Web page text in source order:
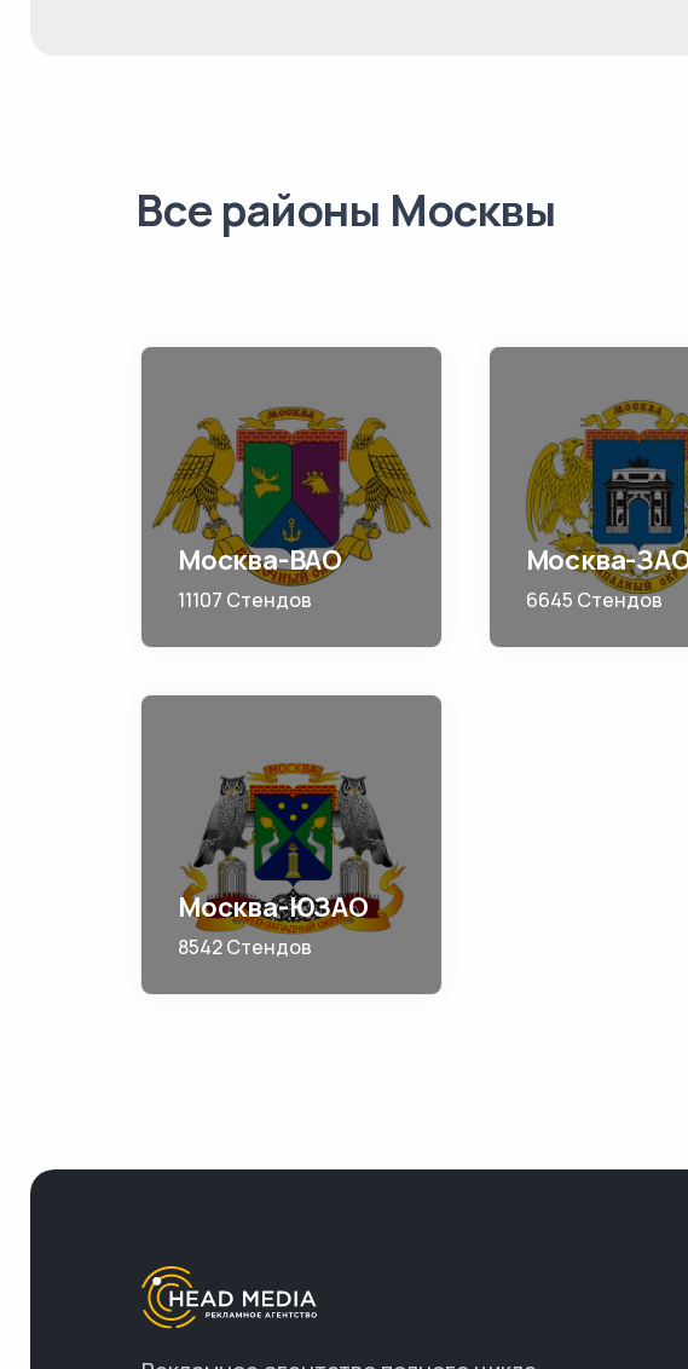
Все районы Москвы
Москва-ВАО
11107 Стендов
Москва-
6645 Стендов
Москва-ЮЗАО
8542 Стендов